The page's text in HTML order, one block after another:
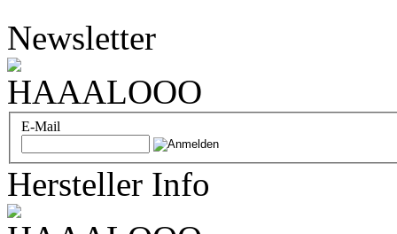
Newsletter
E-Mail
Hersteller Info